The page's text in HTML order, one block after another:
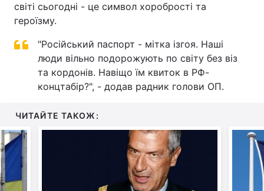
світі сьогодні - це символ хоробрості та
героїзму.
"Російський паспорт - мітка ізгоя. Наші
люди вільно подорожують по світу без віз
та кордонів. Навіщо їм квиток в РФ-
концтабір?", - додав радник голови ОП.
ЧИТАЙТЕ ТАКОЖ: